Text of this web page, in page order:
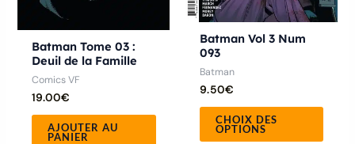
Batman Tome 03 :
Deuil de la Famille
Comics VF
19.00€
AJOUTER AU
PANIER
Batman Vol 3 Num
093
Batman
9.50€
CHOIX DES
OPTIONS
sur